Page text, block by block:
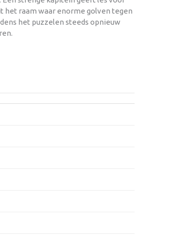
het raam waar enorme golven tegen
het puzzelen steeds opnieuw